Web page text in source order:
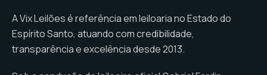
A Vix Leilões é referência em leiloaria no Estado do
Espírito Santo, atuando com credibilidade,
transparência e excelência desde 2013.